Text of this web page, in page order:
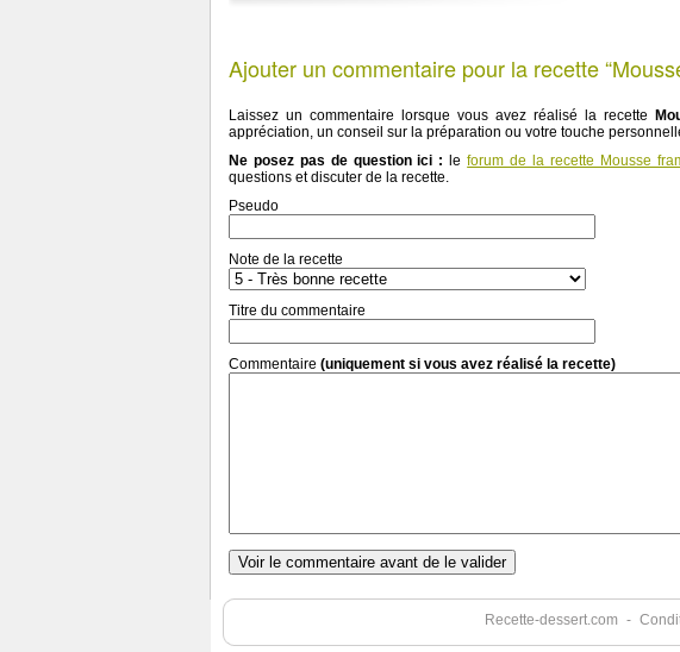
Ajouter un commentaire pour la recette
Laissez un commentaire lorsque vous avez réalisé la recette
appréciation, un conseil sur la préparation ou votre touche
Ne posez pas de question ici :
leforum de la recette Mousse
questions et discuter de la recette.
Pseudo
Note de la recette
Titre du commentaire
Commentaire (uniquement si vous avez réalisé la recette)
Recette-dessert.com -